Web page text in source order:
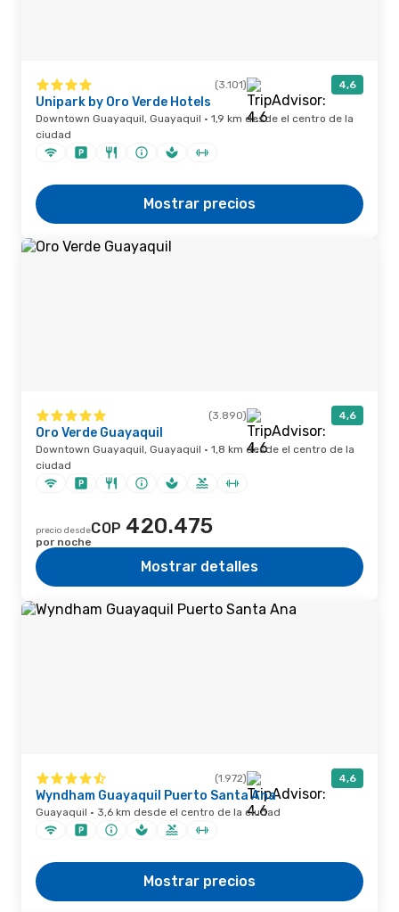
(3.101) 4,6
Unipark by Oro Verde Hotels
Downtown Guayaquil, Guayaquil · 1,9 km desde el centro de la
ciudad
Mostrar precios
(3.890) 4,6
Oro Verde Guayaquil
Downtown Guayaquil, Guayaquil · 1,8 km desde el centro de la
ciudad
precio desdeCOP 420.475
por noche
Mostrar detalles
(1.972) 4,6
Wyndham Guayaquil Puerto Santa Ana
Guayaquil · 3,6 km desde el centro de la ciudad
Mostrar precios